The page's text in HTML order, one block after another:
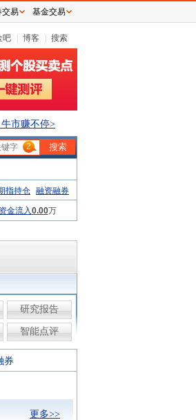
吧 博客 搜索
市赚不停>
2
指持仓 融资融券
资金流入0.00万
研究报告
智能点评
券
更多>>
交易 基金交易